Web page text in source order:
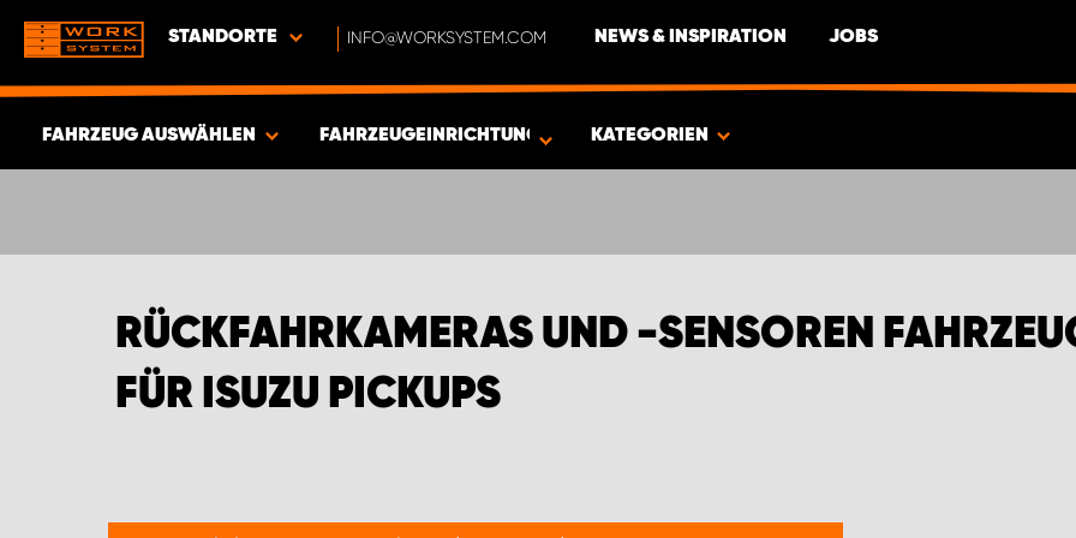
STANDORTE INFO@WORKSYSTEM.COM NEWS & INSPIRATION JOBS
FAHRZEUG AUSWÄHLEN
ARTIKEL
FAHRZEUGEINRICHTUNGEN FÜR ISUZU PICKUPS
KATEGORIEN
RÜCKFAHRKAMERAS UND -SENSOREN
FÜR ISUZU PICKUPS